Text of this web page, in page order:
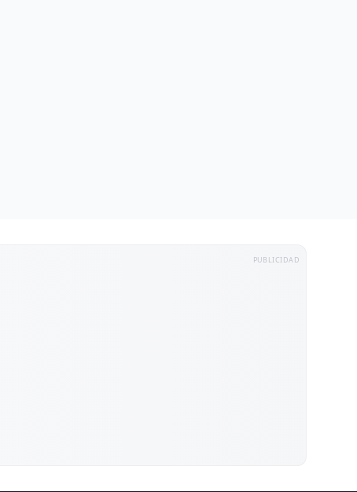
PUBLICIDAD